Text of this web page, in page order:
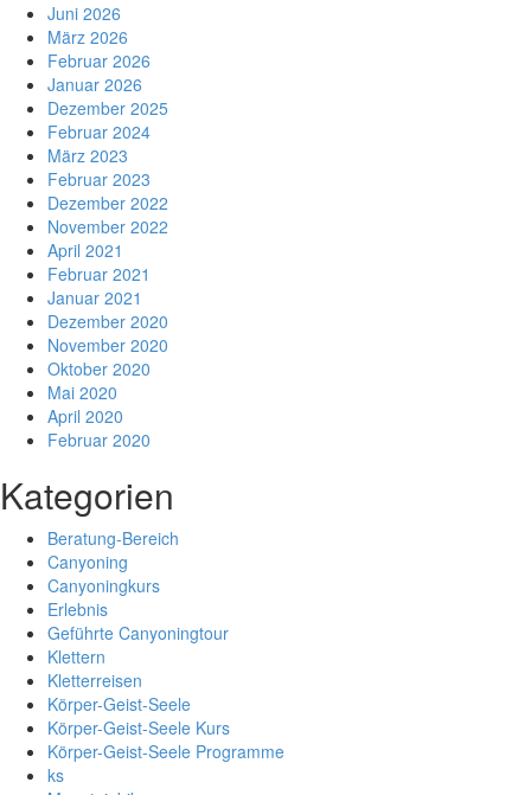
Juni 2026
März 2026
Februar 2026
Januar 2026
Dezember 2025
Februar 2024
März 2023
Februar 2023
Dezember 2022
November 2022
April 2021
Februar 2021
Januar 2021
Dezember 2020
November 2020
Oktober 2020
Mai 2020
April 2020
Februar 2020
Kategorien
Beratung-Bereich
Canyoning
Canyoningkurs
Erlebnis
Geführte Canyoningtour
Klettern
Kletterreisen
Körper-Geist-Seele
Körper-Geist-Seele Kurs
Körper-Geist-Seele Programme
ks